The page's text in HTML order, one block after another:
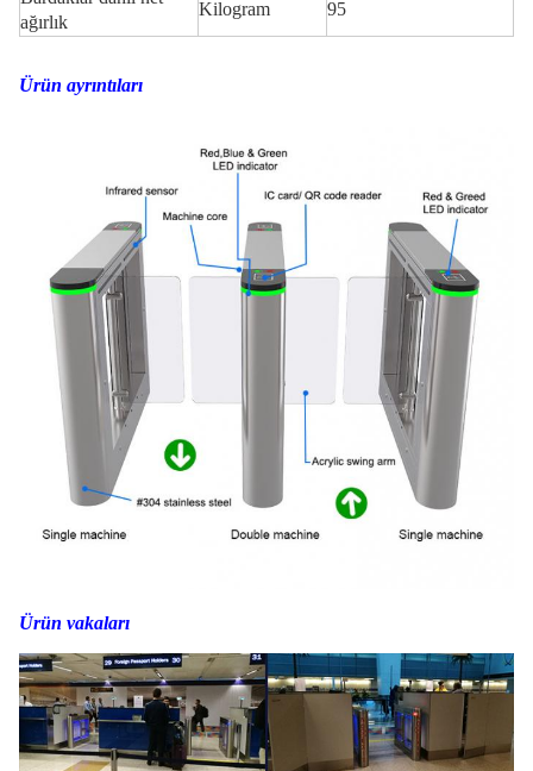
ağırlık
Kilogram 95
Ürün ayrıntıları
Ürün vakaları